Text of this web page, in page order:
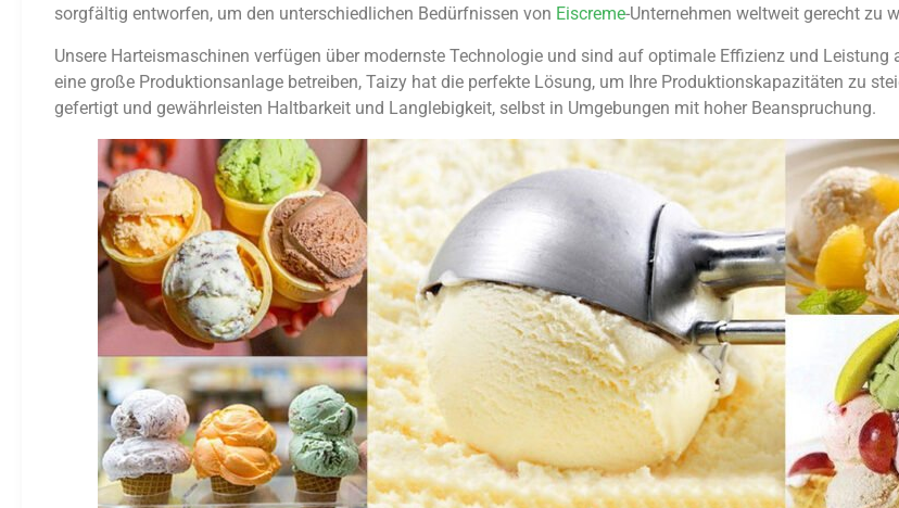
sorgfältig entworfen, um den unterschiedlichen Bedürfnissen von Eiscreme-Unternehmen weltweit gerecht zu
Unsere Harteismaschinen verfügen über modernste Technologie und sind auf optimale Effizienz und Leistung
eine große Produktionsanlage betreiben, Taizy hat die perfekte Lösung, um Ihre Produktionskapazitäten zu
gefertigt und gewährleisten Haltbarkeit und Langlebigkeit, selbst in Umgebungen mit hoher Beanspruchung.